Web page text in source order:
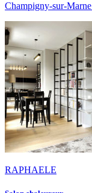
Champigny-sur-Marne
RAPHAELE